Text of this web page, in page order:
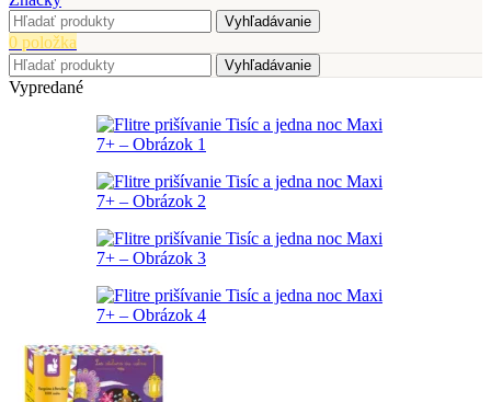
Vyhľadávanie
0 položka
Vyhľadávanie
Vypredané